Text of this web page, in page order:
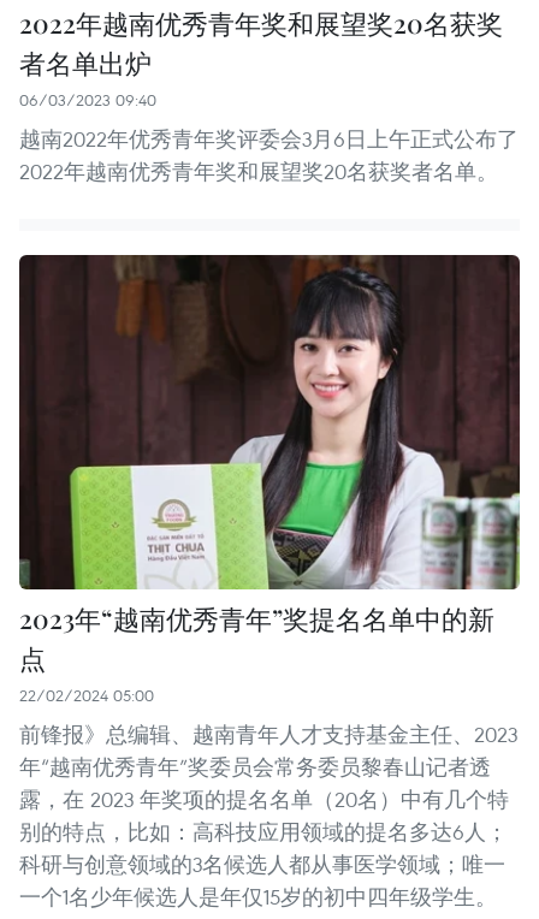
2022年越南优秀青年奖和展望奖20名获奖
者名单出炉
06/03/2023 09:40
越南2022年优秀青年奖评委会3月6日上午正式公布了
2022年越南优秀青年奖和展望奖20名获奖者名单。
2023年“越南优秀青年”奖提名名单中的新
点
22/02/2024 05:00
前锋报》总编辑、越南青年人才支持基金主任、2023
年“越南优秀青年”奖委员会常务委员黎春山记者透
露，在 2023 年奖项的提名名单（20名）中有几个特
别的特点，比如：高科技应用领域的提名多达6人；
科研与创意领域的3名候选人都从事医学领域；唯一
一个1名少年候选人是年仅15岁的初中四年级学生。